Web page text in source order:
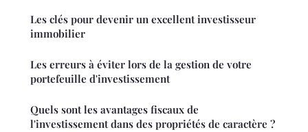
Les clés pour devenir un excellent investisseur
immobilier
Les erreurs à éviter lors de la gestion de votre
portefeuille d'investissement
Quels sont les avantages fiscaux de
l'investissement dans des propriétés de caractère ?